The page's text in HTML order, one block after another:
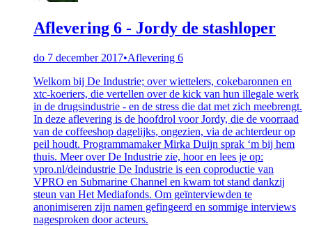
Aflevering 6 - Jordy de stashloper
do 7 december 2017•Aflevering 6
Welkom bij De Industrie; over wiettelers, cokebaronnen en
xtc-koeriers, die vertellen over de kick van hun illegale werk
in de drugsindustrie - en de stress die dat met zich meebrengt.
In deze aflevering is de hoofdrol voor Jordy, die de voorraad
van de coffeeshop dagelijks, ongezien, via de achterdeur op
peil houdt. Programmamaker Mirka Duijn sprak ‘m bij hem
thuis. Meer over De Industrie zie, hoor en lees je op:
vpro.nl/deindustrie De Industrie is een coproductie van
VPRO en Submarine Channel en kwam tot stand dankzij
steun van Het Mediafonds. Om geïnterviewden te
anonimiseren zijn namen gefingeerd en sommige interviews
nagesproken door acteurs.